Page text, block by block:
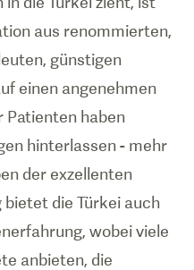
aus renommierten,
günstigen
einen angenehmen
Patienten haben
hinterlassen - mehr
der exzellenten
die Türkei auch
wobei viele
anbieten, die